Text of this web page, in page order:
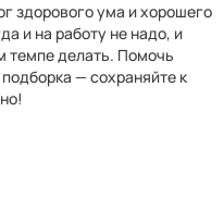
здорового ума и хорошего
и на работу не надо, и
темпе делать. Помочь
— сохраняйте к